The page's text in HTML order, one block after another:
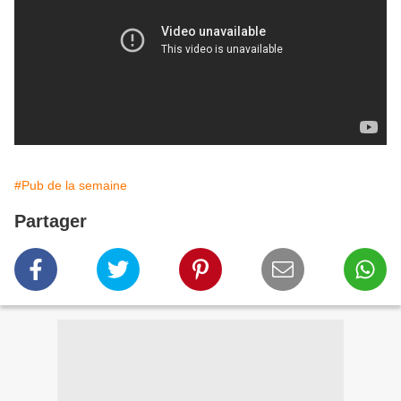
#Pub de la semaine
Partager